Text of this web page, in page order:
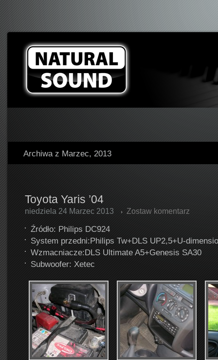
Archiwa z Marzec, 2013
Toyota Yaris ’04
niedziela 24 Marzec 2013 Zostaw komentarz
Źródło: Philips DC924
System przedni:Philips Tw+DLS UP2,5+U-
Wzmacniacze:DLS Ultimate A5+Genesis SA30
Subwoofer: Xetec